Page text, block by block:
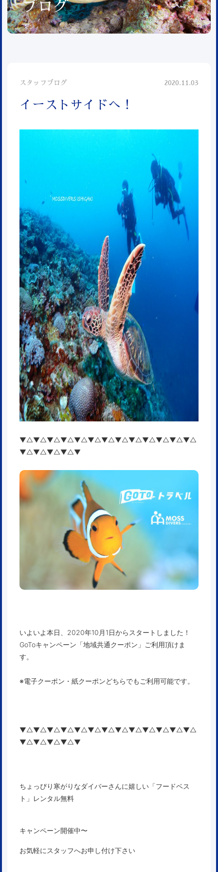
ブログ
スタッフブログ 2020.11.03
イーストサイドへ！
▼△▼△▼△▼△▼△▼△▼△▼△▼△▼△▼△▼△▼△
▼△▼△▼△▼△▼
いよいよ本日、2020年10月1日からスタートしました！
GoToキャンペーン「地域共通クーポン」ご利用頂けま
す。
※電子クーポン・紙クーポンどちらでもご利用可能です。
▼△▼△▼△▼△▼△▼△▼△▼△▼△▼△▼△▼△▼△
▼△▼△▼△▼△▼
ちょっぴり寒がりなダイバーさんに嬉しい「フードベス
ト」レンタル無料
キャンペーン開催中〜
お気軽にスタッフへお申し付け下さい